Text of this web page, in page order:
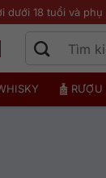
dưới 18 tuổi và phụ